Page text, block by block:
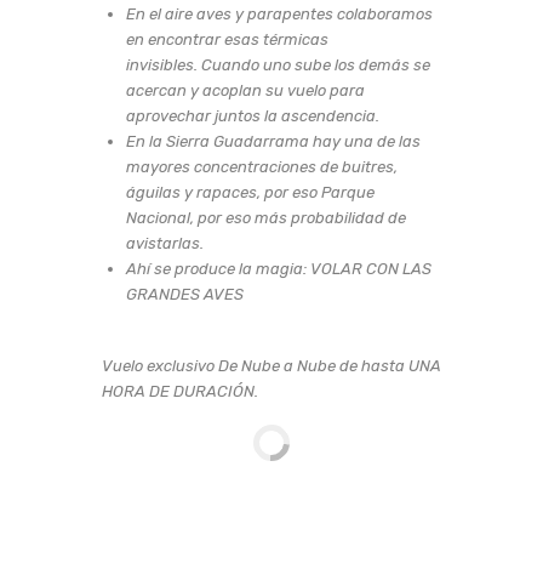
En el aire aves y parapentes colaboramos
en encontrar esas térmicas
invisibles. Cuando uno sube los demás se
acercan y acoplan su vuelo para
aprovechar juntos la ascendencia.
En la Sierra Guadarrama hay una de las
mayores concentraciones de buitres,
águilas y rapaces, por eso Parque
Nacional, por eso más probabilidad de
avistarlas.
Ahí se produce la magia: VOLAR CON LAS
GRANDES AVES
Vuelo exclusivo De Nube a Nube de hasta UNA
HORA DE DURACIÓN.